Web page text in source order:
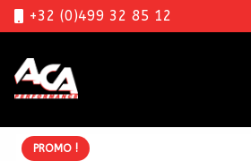
+32 (0)499 32 85 12
PROMO !